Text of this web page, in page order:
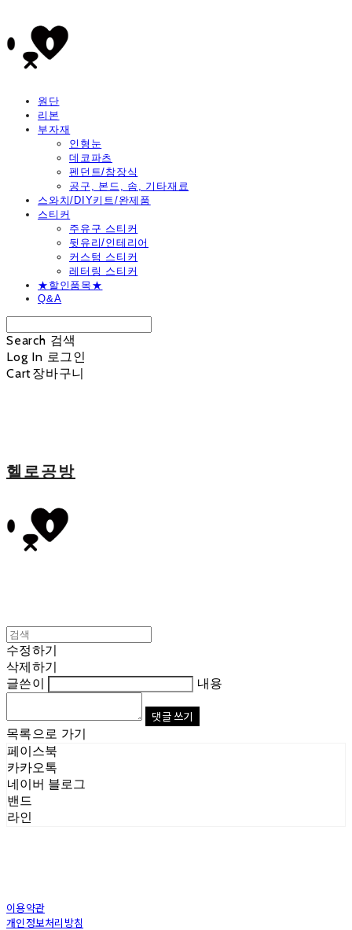
원단
리본
부자재
인형눈
데코파츠
펜던트/참장식
공구, 본드, 솜, 기타재료
스와치/DIY키트/완제품
스티커
주유구 스티커
뒷유리/인테리어
커스텀 스티커
레터링 스티커
★할인품목★
Q&A
Search 검색
Log In 로그인
Cart장바구니
헬로공방
수정하기
삭제하기
글쓴이
내용
댓글 쓰기
목록으로 가기
페이스북
카카오톡
네이버 블로그
밴드
라인
이용약관
개인정보처리방침